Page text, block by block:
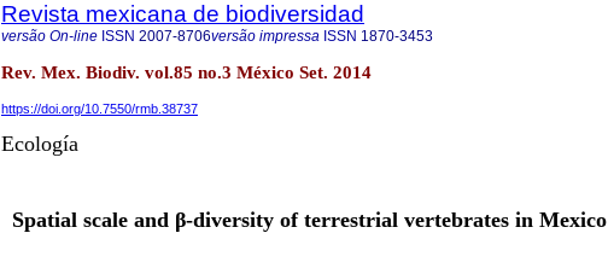
Revista mexicana de biodiversidad
versão On-line ISSN 2007-8706versão impressa ISSN 1870-3453
Rev. Mex. Biodiv. vol.85 no.3 México Set. 2014
https://doi.org/10.7550/rmb.38737
Ecología
Spatial scale and β-diversity of terrestrial vertebrates in Mexico